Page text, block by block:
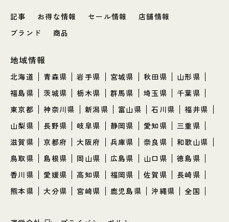
記事 お得な情報 セール情報
店舗情報
ブランド
商品
地域情報
北海道 青森県 岩手県 宮城県 秋田県
山形県
福島県
茨城県 栃木県 群馬県 埼玉県
千葉県
東京都
神奈川県 新潟県 富山県 石川県
福井県
山梨県
長野県 岐阜県 静岡県 愛知県
三重県
滋賀県
京都府 大阪府 兵庫県 奈良県
和歌山県
鳥取県
島根県 岡山県 広島県 山口県
徳島県
香川県
愛媛県 高知県 福岡県 佐賀県
長崎県
熊本県
大分県 宮崎県 鹿児島県 沖縄県 全国